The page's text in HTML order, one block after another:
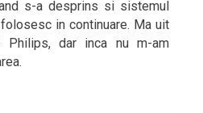
s-a desprins si sistemul
in continuare. Ma uit
dar inca nu m-am